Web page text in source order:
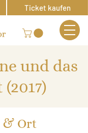
Ticket kaufen
und das
(2017)
& Ort